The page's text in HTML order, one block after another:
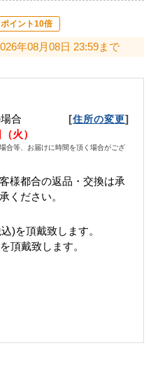
ポイント10倍
年08月08日 23:59まで
合 [住所の変更]
火）
合等、お届けに時間を頂く場合がござ
様都合の返品・交換は承
ください。
)を頂戴致します。
頂戴致します。